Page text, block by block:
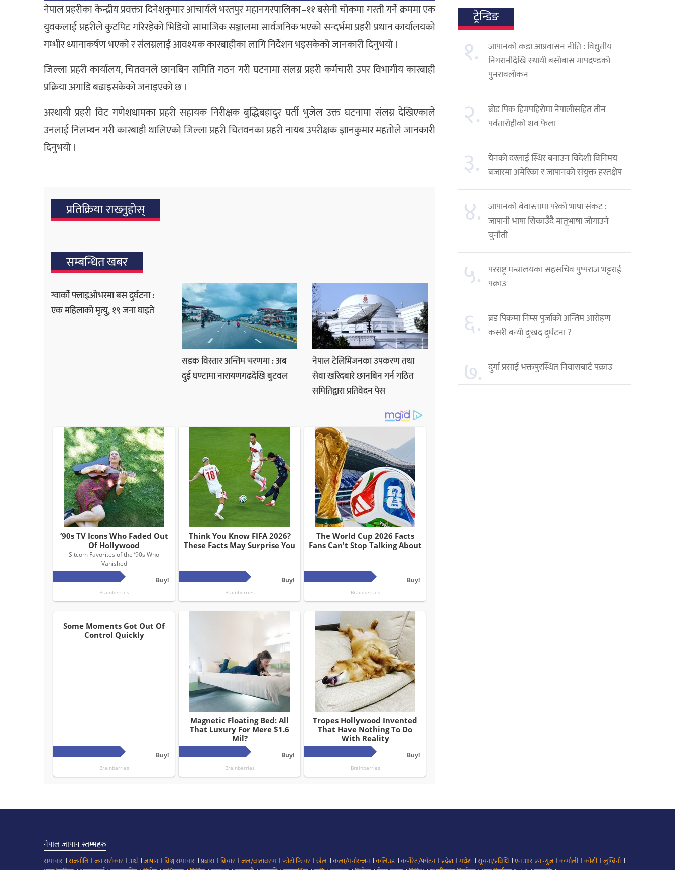
नेपाल प्रहरीका केन्द्रीय प्रवक्ता दिनेशकुमार आचार्यले भरतपुर महानगरपालिका–११ बसेनी चोकमा गस्ती गर्ने क्रममा एक
युवकलाई प्रहरीले कुटपिट गरिरहेको भिडियो सामाजिक सञ्जालमा सार्वजनिक भएको सन्दर्भमा प्रहरी प्रधान कार्यालयको
गम्भीर ध्यानाकर्षण भएको र संलग्नलाई आवश्यक कारबाहीका लागि निर्देशन भइसकेको जानकारी दिनुभयो ।
जिल्ला प्रहरी कार्यालय, चितवनले छानबिन समिति गठन गरी घटनामा संलग्न प्रहरी कर्मचारी उपर विभागीय कारबाही
प्रक्रिया अगाडि बढाइसकेको जनाइएको छ ।
अस्थायी प्रहरी विट गणेशधामका प्रहरी सहायक निरीक्षक बुद्धिबहादुर घर्ती भुजेल उक्त घटनामा संलग्न देखिएकाले
उनलाई निलम्बन गरी कारबाही थालिएको जिल्ला प्रहरी चितवनका प्रहरी नायब उपरीक्षक ज्ञानकुमार महतोले जानकारी
दिनुभयो ।
प्रतिक्रिया राख्‍नुहोस्
सम्बन्धित खबर
ग्वार्को फ्लाइओभरमा बस दुर्घटना :
एक महिलाको मृत्यु, १९ जना घाइते
सडक विस्तार अन्तिम चरणमा : अब
दुई घण्टामा नारायणगढदेखि बुटवल
नेपाल टेलिभिजनका उपकरण तथा
सेवा खरिदबारे छानबिन गर्न गठित
समितिद्वारा प्रतिवेदन पेस
ट्रेन्डिङ
१.
जापानको कडा आप्रवासन नीति : विद्युतीय
निगरानीदेखि स्थायी बसोबास मापदण्डको
पुनरावलोकन
२.
ब्रोड पिक हिमपहिरोमा नेपालीसहित तीन
पर्वतारोहीको शव फेला
३.
येनको दरलाई स्थिर बनाउन विदेशी विनिमय
बजारमा अमेरिका र जापानको संयुक्त हस्तक्षेप
४. जापानको बेवास्तामा परेको भाषा संकट :
जापानी भाषा सिकाउँदै मातृभाषा जोगाउने
चुनौती
५. परराष्ट्र मन्त्रालयका सहसचिव पुष्पराज भट्टराई
पक्राउ
६. ब्रड पिकमा निम्स पुर्जाको अन्तिम आरोहण
कसरी बन्यो दुःखद दुर्घटना ?
७. दुर्गा प्रसाईं भक्तपुरस्थित निवासबाटै पक्राउ
नेपाल जापान स्तम्भहरु
समाचार ।राजनीति ।जन सरोकार ।अर्थ।जापान।विश्व समाचार ।प्रबास।बिचार ।जल/वातावरण ।फोटो फिचर ।खेल ।कला/मनोरन्जन।कलिउड।कर्पोरेट/पर्यटन।प्रदेश।मधेश।सूचना/प्रविधि।एन आर एन न्युज।कर्णाली।कोशी।लुम्बिनी।